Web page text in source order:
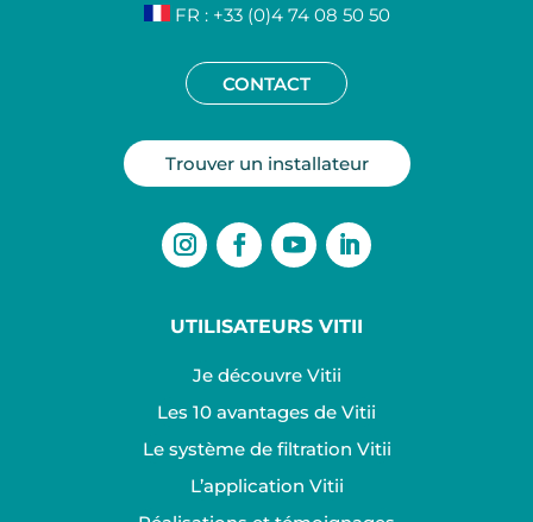
FR : +33 (0)4 74 08 50 50
CONTACT
Trouver un installateur
UTILISATEURS VITII
Je découvre Vitii
Les 10 avantages de Vitii
Le système de filtration Vitii
L’application Vitii